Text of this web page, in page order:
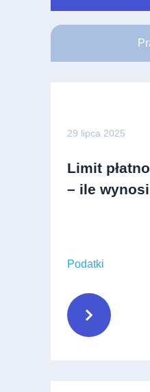
29 lipca 2025
Limit
– ile
Podatki